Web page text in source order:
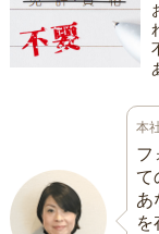
本
フ
て
あ
を